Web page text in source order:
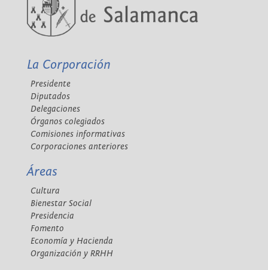
La Corporación
Presidente
Diputados
Delegaciones
Órganos colegiados
Comisiones informativas
Corporaciones anteriores
Áreas
Cultura
Bienestar Social
Presidencia
Fomento
Economía y Hacienda
Organización y RRHH